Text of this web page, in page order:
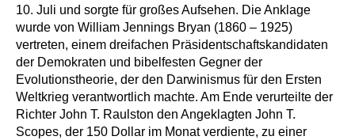
10. Juli und sorgte für großes Aufsehen. Die Anklage
wurde von William Jennings Bryan (1860 – 1925)
vertreten, einem dreifachen Präsidentschaftskandidaten
der Demokraten und bibelfesten Gegner der
Evolutionstheorie, der den Darwinismus für den Ersten
Weltkrieg verantwortlich machte. Am Ende verurteilte der
Richter John T. Raulston den Angeklagten John T.
Scopes, der 150 Dollar im Monat verdiente, zu einer